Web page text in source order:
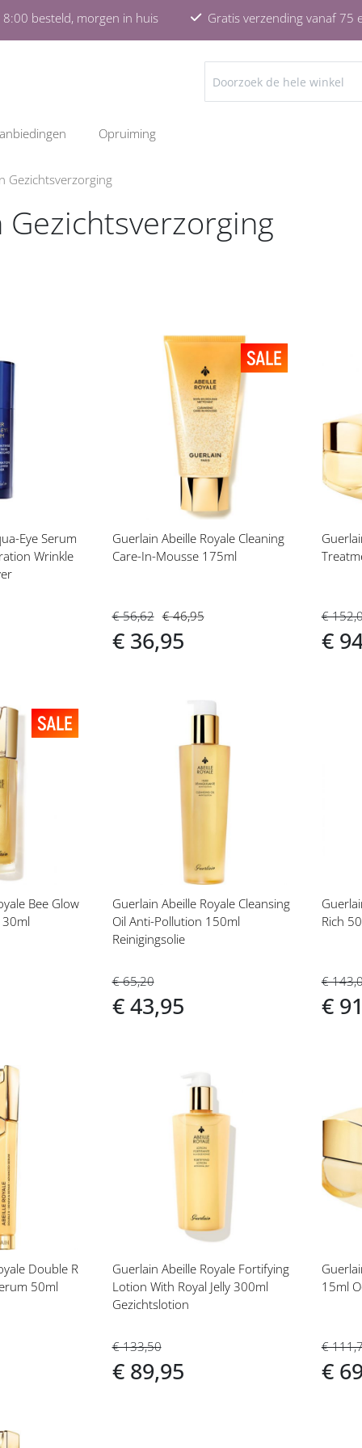
besteld, morgen in huis Gratis verzending vanaf 75
ZOEKEN
Opruiming
Gezichtsverzorging
Eye Serum
Wrinkle
verlanglijst
Guerlain Abeille Royale Cleaning
Care-In-Mousse 175ml
€ 56,62
€ 36,95
€ 46,95 €
€
Bee Glow
verlanglijst
Guerlain Abeille Royale Cleansing
Oil Anti-Pollution 150ml
Reinigingsolie
€ 65,20
€ 43,95
Rich
€
€
Double R
50ml
verlanglijst
Guerlain Abeille Royale Fortifying
Lotion With Royal Jelly 300ml
Gezichtslotion
€ 133,50
€ 89,95
toe
15ml
€
€